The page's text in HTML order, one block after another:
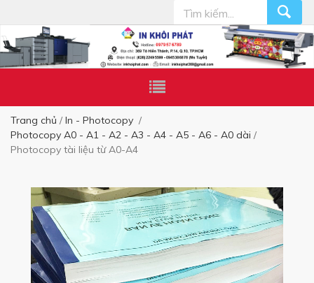
Trang chủ
In - Photocopy
Photocopy A0 - A1 - A2 - A3 - A4 - A5 - A6 - A0 dài
Photocopy tài liệu từ A0-A4